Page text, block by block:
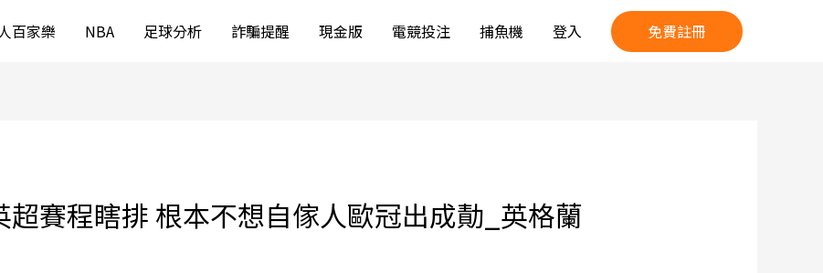
百家樂 NBA 足球分析 詐騙提醒 現金版 電競投注 捕魚機 登入 免費註冊
賽程瞎排 根本不想自傢人歐冠出成勣_英格蘭